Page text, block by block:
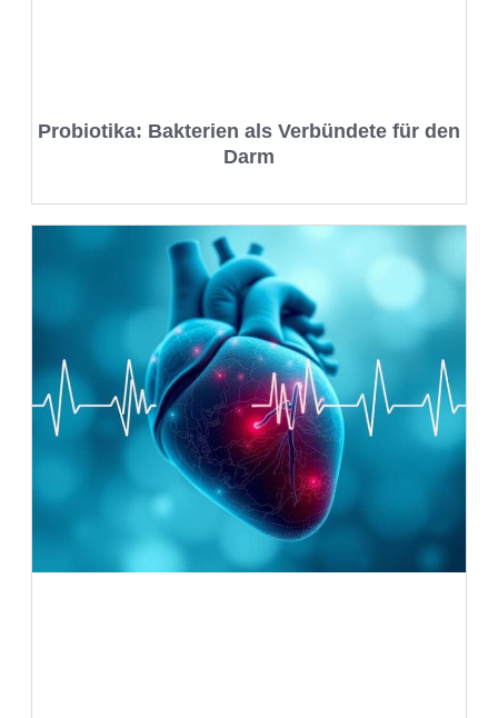
Probiotika: Bakterien als Verbündete für den
Darm